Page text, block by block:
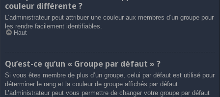
couleur différente ?
L’administrateur peut attribuer une couleur aux membres d’un groupe pour
les rendre facilement identifiables.
Haut
Qu’est-ce qu’un « Groupe par défaut » ?
Si vous êtes membre de plus d’un groupe, celui par défaut est utilisé pour
déterminer le rang et la couleur de groupe affichés par défaut.
L’administrateur peut vous permettre de changer votre groupe par défaut